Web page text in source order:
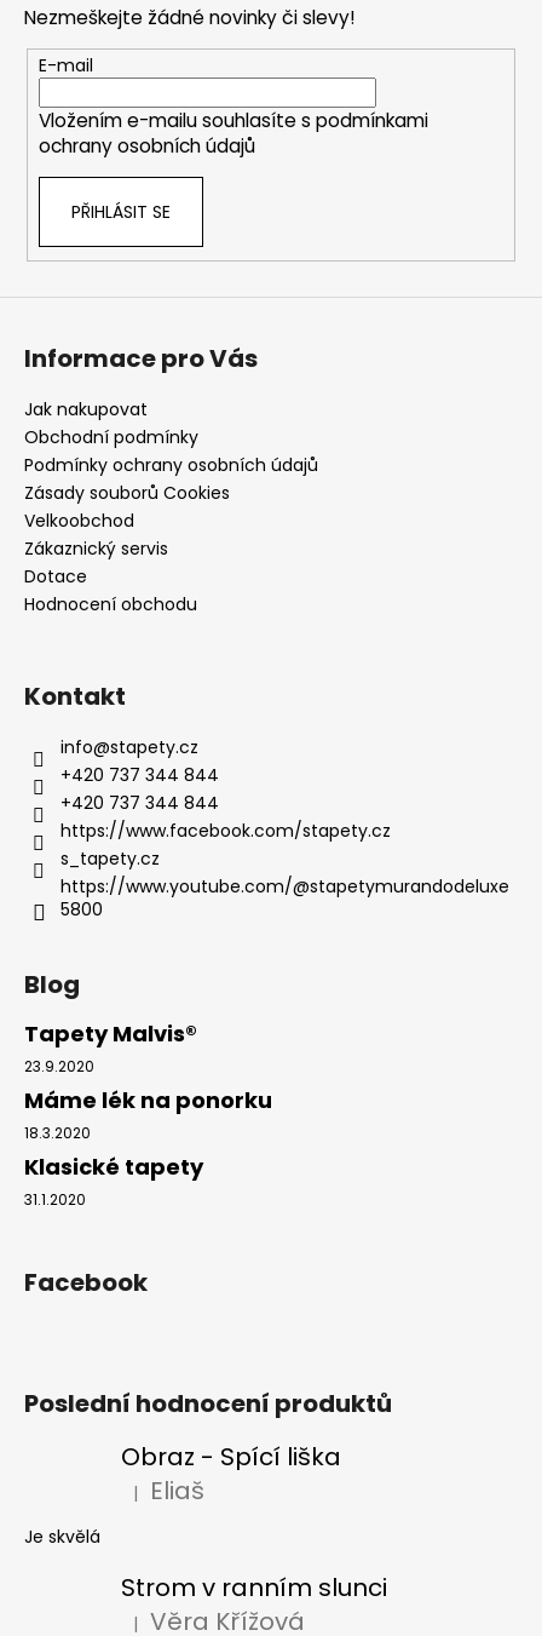
Nezmeškejte žádné novinky či slevy!
E-mail
Vložením e-mailu souhlasíte s podmínkami
ochrany osobních údajů
PŘIHLÁSIT SE
Informace pro Vás
Jak nakupovat
Obchodní podmínky
Podmínky ochrany osobních údajů
Zásady souborů Cookies
Velkoobchod
Zákaznický servis
Dotace
Hodnocení obchodu
Kontakt
info@stapety.cz
+420 737 344 844
+420 737 344 844
https://www.facebook.com/stapety.cz
s_tapety.cz
https://www.youtube.com/@stapetymurandodeluxe
5800
Blog
Tapety Malvis®
23.9.2020
Máme lék na ponorku
18.3.2020
Klasické tapety
31.1.2020
Facebook
Poslední hodnocení produktů
Obraz - Spící liška
Hodnocení produktu je 5 z 5 hvězdiček.
| Eliaš
Je skvělá
Strom v ranním slunci
| Věra Křížová